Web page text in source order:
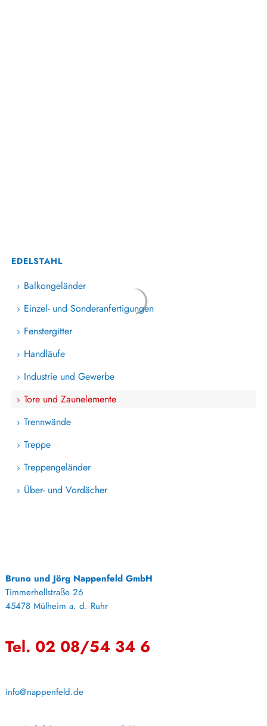
EDELSTAHL
Balkongeländer
Einzel- und Sonderanfertigungen
Fenstergitter
Handläufe
Industrie und Gewerbe
Tore und Zaunelemente
Trennwände
Treppe
Treppengeländer
Über- und Vordächer
Bruno und Jörg Nappenfeld GmbH
Timmerhellstraße 26
45478 Mülheim a. d. Ruhr
Tel. 02 08/54 34 6
info@nappenfeld.de